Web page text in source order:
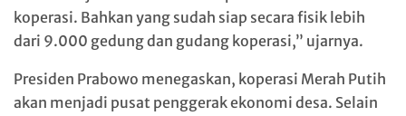
koperasi. Bahkan yang sudah siap secara fisik lebih
dari 9.000 gedung dan gudang koperasi,” ujarnya.
Presiden Prabowo menegaskan, koperasi Merah Putih
akan menjadi pusat penggerak ekonomi desa. Selain